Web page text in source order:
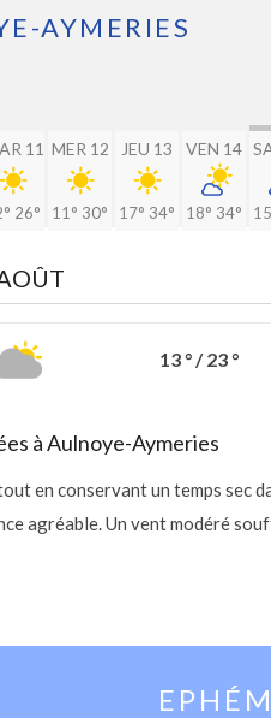
AYMERIES
11
26°
MER 12
11° 30°
JEU 13
17° 34°
VEN 14
18° 34°
13 ° / 23 °
à Aulnoye-Aymeries
en conservant un temps sec
agréable. Un vent modéré